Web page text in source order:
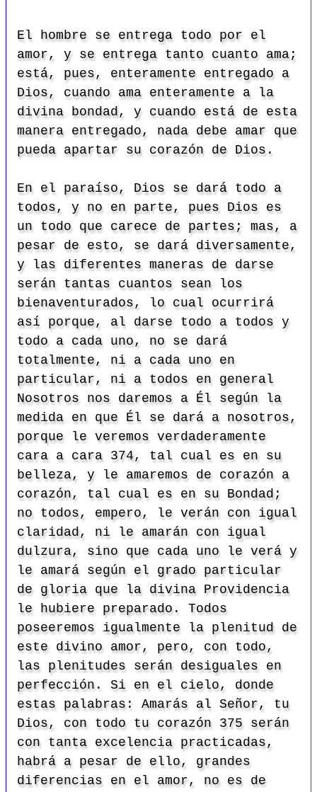
El hombre se entrega todo por el
amor, y se entrega tanto cuanto ama;
está, pues, enteramente entregado a
Dios, cuando ama enteramente a la
divina bondad, y cuando está de esta
manera entregado, nada debe amar que
pueda apartar su corazón de Dios.
En el paraíso, Dios se dará todo a
todos, y no en parte, pues Dios es
un todo que carece de partes; mas, a
pesar de esto, se dará diversamente,
y las diferentes maneras de darse
serán tantas cuantos sean los
bienaventurados, lo cual ocurrirá
así porque, al darse todo a todos y
todo a cada uno, no se dará
totalmente, ni a cada uno en
particular, ni a todos en general
Nosotros nos daremos a Él según la
medida en que Él se dará a nosotros,
porque le veremos verdaderamente
cara a cara 374, tal cual es en su
belleza, y le amaremos de corazón a
corazón, tal cual es en su Bondad;
no todos, empero, le verán con igual
claridad, ni le amarán con igual
dulzura, sino que cada uno le verá y
le amará según el grado particular
de gloria que la divina Providencia
le hubiere preparado. Todos
poseeremos igualmente la plenitud de
este divino amor, pero, con todo,
las plenitudes serán desiguales en
perfección. Si en el cielo, donde
estas palabras: Amarás al Señor, tu
Dios, con todo tu corazón 375 serán
con tanta excelencia practicadas,
habrá a pesar de ello, grandes
diferencias en el amor, no es de